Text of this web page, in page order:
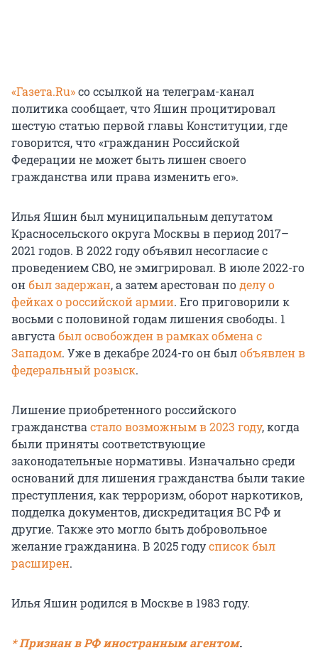
«Газета.Ru»со ссылкой на телеграм-канал
политика сообщает, что Яшин процитировал
шестую статью первой главы Конституции, где
говорится, что «гражданин Российской
Федерации не может быть лишен своего
гражданства или права изменить его».
Илья Яшин был муниципальным депутатом
Красносельского округа Москвы в период 2017–
2021 годов. В 2022 году объявил несогласие с
проведением СВО, не эмигрировал. В июле 2022-го
онбыл задержан, а затем арестован поделу о
фейках о российской армии. Его приговорили к
восьми с половиной годам лишения свободы. 1
августабыл освобожден в рамках обмена с
Западом. Уже в декабре 2024-го он былобъявлен в
федеральный розыск.
Лишение приобретенного российского
гражданствастало возможным в 2023 году, когда
были приняты соответствующие
законодательные нормативы. Изначально среди
оснований для лишения гражданства были такие
преступления, как терроризм, оборот наркотиков,
подделка документов, дискредитация ВС РФ и
другие. Также это могло быть добровольное
желание гражданина. В 2025 годусписок был
расширен.
Илья Яшин родился в Москве в 1983 году.
* Признан в РФ иностранным агентом.